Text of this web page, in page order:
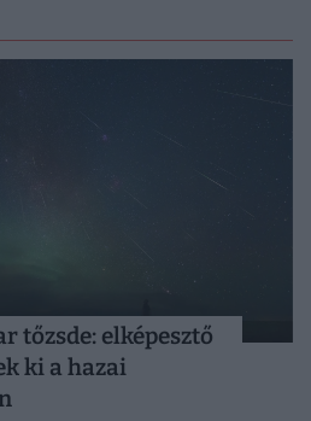
tőzsde: elképesztő
ki a hazai